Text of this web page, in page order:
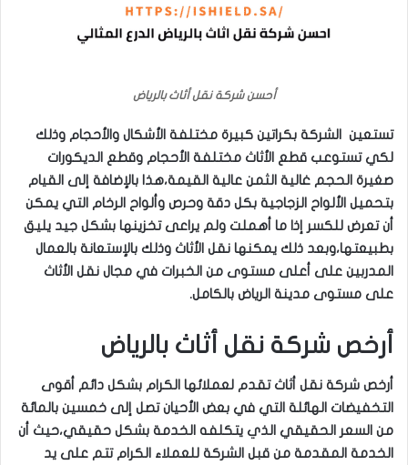
أحسن شركة نقل أثاث بالرياض
تستعين الشركة بكراتين كبيرة مختلفة الأشكال والأحجام وذلك
لكي تستوعب قطع الأثاث مختلفة الأحجام وقطع الديكورات
صغيرة الحجم غالية الثمن عالية القيمة،هذا بالإضافة إلى القيام
بتحميل الألواح الزجاجية بكل دقة وحرص وألواح الرخام التي يمكن
أن تعرض للكسر إذا ما أهملت ولم يراعى تخزينها بشكل جيد يليق
بطبيعتها،وبعد ذلك يمكنها نقل الأثاث وذلك بالإستعانة بالعمال
المدربين على أعلى مستوى من الخبرات في مجال نقل الأثاث
على مستوى مدينة الرياض بالكامل.
أرخص شركة نقل أثاث بالرياض
أرخص شركة نقل أثاث تقدم لعملائها الكرام بشكل دائم أقوى
التخفيضات الهائلة التي في بعض الأحيان تصل إلى خمسين بالمائة
من السعر الحقيقي الذي يتكلفه الخدمة بشكل حقيقي،حيث أن
الخدمة المقدمة من قبل الشركة للعملاء الكرام تتم على يد